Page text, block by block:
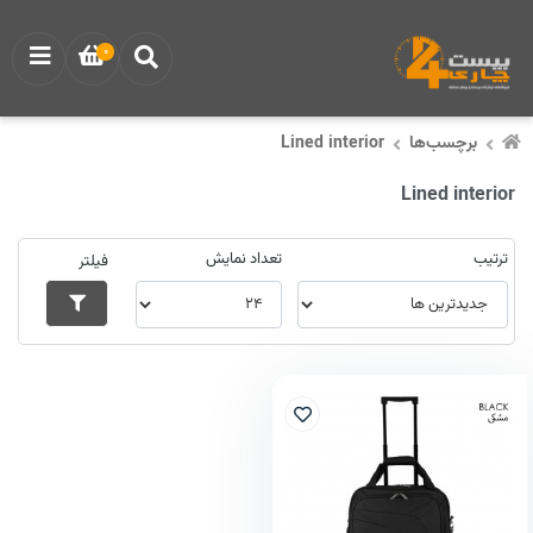
برچسب‌ها Lined interior
Lined interior
ترتیب تعداد نمایش فیلتر
0